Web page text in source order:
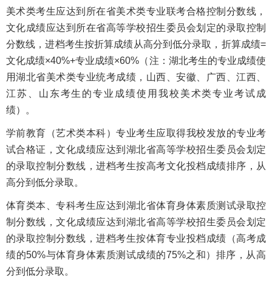
美术类考生应达到所在省美术类专业联考合格控制分数线，
文化成绩应达到所在省高等学校招生委员会划定的录取控制
分数线，进档考生按折算成绩从高分到低分录取，折算成绩=
文化成绩×40%+专业成绩×60%（注：湖北考生的专业成绩使
用湖北省美术类专业统考成绩，山西、安徽、广西、江西、
江苏、山东考生的专业成绩使用我校美术类专业考试成
绩）。
学前教育（艺术类本科）专业考生应取得我校发放的专业考
试合格证，文化成绩应达到湖北省高等学校招生委员会划定
的录取控制分数线，进档考生按高考文化投档成绩排序，从
高分到低分录取。
体育类本、专科考生应达到湖北省体育身体素质测试录取控
制分数线，文化成绩应达到湖北省高等学校招生委员会划定
的录取控制分数线，进档考生按体育专业投档成绩（高考成
绩的50%与体育身体素质测试成绩的75%之和）排序，从高
分到低分录取。